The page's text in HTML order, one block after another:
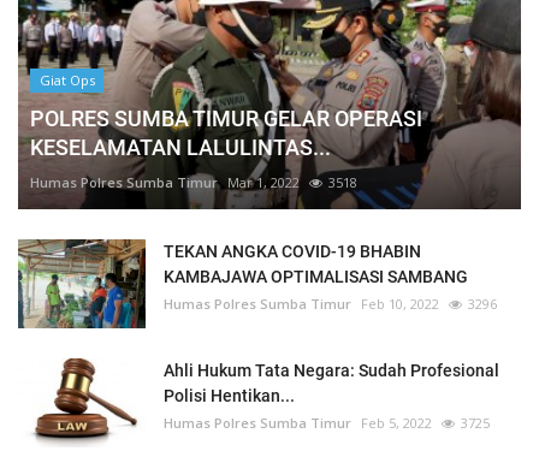
Giat Ops
POLRES SUMBA TIMUR GELAR OPERASI
KESELAMATAN LALULINTAS...
Humas Polres Sumba Timur Mar 1, 2022 3518
TEKAN ANGKA COVID-19 BHABIN
KAMBAJAWA OPTIMALISASI SAMBANG
Humas Polres Sumba Timur Feb 10, 2022 3296
Ahli Hukum Tata Negara: Sudah Profesional
Polisi Hentikan...
Humas Polres Sumba Timur Feb 5, 2022 3725